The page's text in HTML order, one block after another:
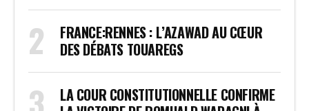
FRANCE:RENNES : L’AZAWAD AU CŒUR
DES DÉBATS TOUAREGS
LA COUR CONSTITUTIONNELLE CONFIRME